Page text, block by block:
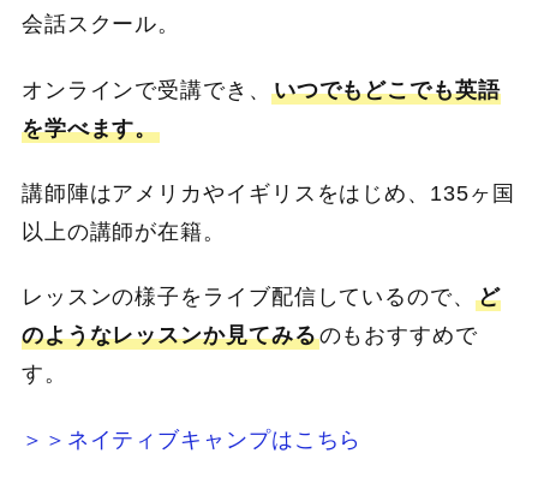
会話スクール。
オンラインで受講でき、 いつでもどこでも英語
を学べます。
講師陣はアメリカやイギリスをはじめ、135ヶ国
以上の講師が在籍。
レッスンの様子をライブ配信しているので、 ど
のようなレッスンか見てみるのもおすすめで
す。
＞＞ネイティブキャンプはこちら